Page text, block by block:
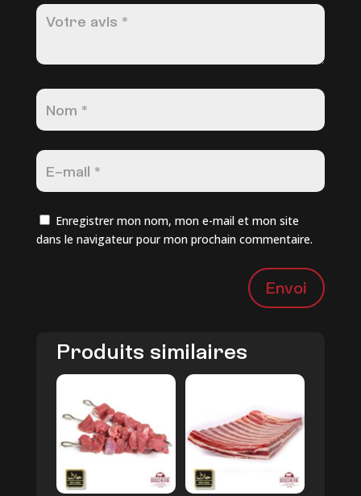
Enregistrer mon nom, mon e-mail et mon site
dans le navigateur pour mon prochain commentaire.
Envoi
Produits similaires